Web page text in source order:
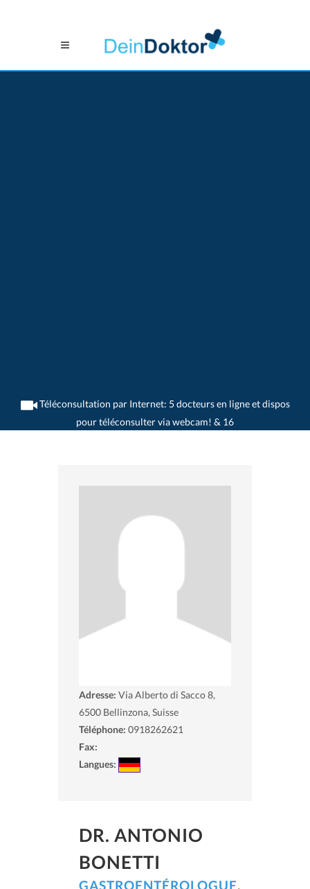
Téléconsultation par Internet: 5 docteurs en ligne et dispos
pour téléconsulter via webcam! & 16
>Gastroentérologues>Bellinzona>Dr. Antonio Bonetti>Rendez-vous avec Dr.
Adresse: Via Alberto di Sacco 8,
6500 Bellinzona, Suisse
Téléphone: 0918262621
Fax:
Langues:
DR. ANTONIO
BONETTI
GASTROENTÉROLOGUE,